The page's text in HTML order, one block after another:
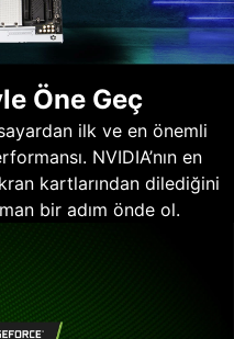
Öne Geç
ilk ve en önemli
NVIDIA’nın en
kartlarından dilediğini
bir adım önde ol.